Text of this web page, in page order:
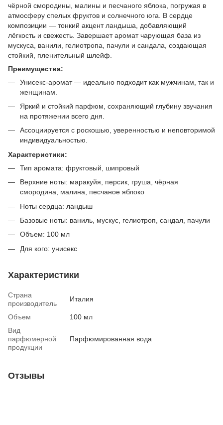
чёрной смородины, малины и песчаного яблока, погружая в
атмосферу спелых фруктов и солнечного юга. В сердце
композиции — тонкий акцент ландыша, добавляющий
лёгкость и свежесть. Завершает аромат чарующая база из
мускуса, ванили, гелиотропа, пачули и сандала, создающая
стойкий, пленительный шлейф.
Преимущества:
Унисекс-аромат — идеально подходит как мужчинам, так и
женщинам.
Яркий и стойкий парфюм, сохраняющий глубину звучания
на протяжении всего дня.
Ассоциируется с роскошью, уверенностью и неповторимой
индивидуальностью.
Характеристики:
Тип аромата: фруктовый, шипровый
Верхние ноты: маракуйя, персик, груша, чёрная
смородина, малина, песчаное яблоко
Ноты сердца: ландыш
Базовые ноты: ваниль, мускус, гелиотроп, сандал, пачули
Объем: 100 мл
Для кого: унисекс
Характеристики
Страна
производитель
Италия
Объем
100 мл
Вид
парфюмерной
продукции
Парфюмированная вода
Отзывы